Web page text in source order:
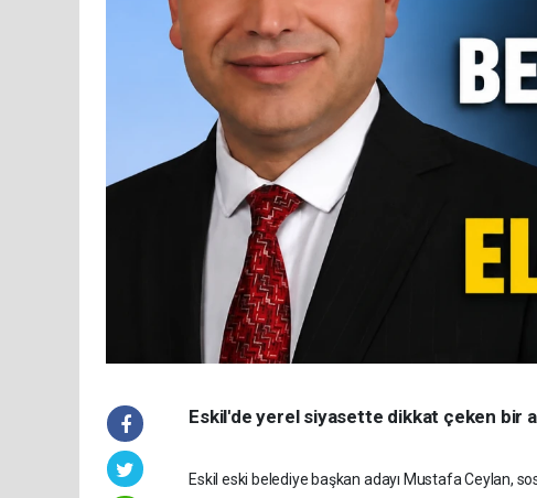
Eskil'de yerel siyasette dikkat çeken bir
Eskil eski belediye başkan adayı Mustafa Ceylan,